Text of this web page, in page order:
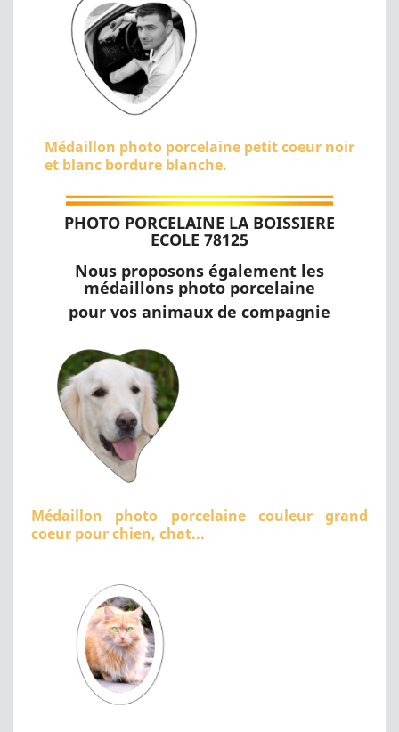
Médaillon photo porcelaine petit coeur noir
et blanc bordure blanche.
PHOTO PORCELAINE LA BOISSIERE
ECOLE 78125
Nous proposons également les
médaillons photo porcelaine
pour vos animaux de compagnie
Médaillon photo porcelaine couleur grand
coeur pour chien, chat...